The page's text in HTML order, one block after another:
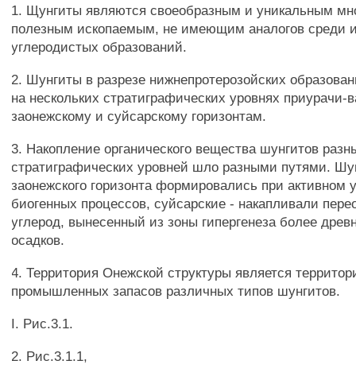
1. Щунгиты являются своеобразным и уникальным
полезным ископаемым, не имеющим аналогов среди
углеродистых образований.
2. Шунгиты в разрезе нижнепротерозойских
на нескольких стратиграфических уровнях приурачи-
заонежскому и суйсарскому горизонтам.
3. Накопление органического вещества шунгитов
стратиграфических уровней шло разными путями.
заонежского горизонта формировались при активном
биогенных процессов, суйсарские - накапливали
углерод, вынесенный из зоны гипергенеза более
осадков.
4. Территория Онежской структуры является
промышленных запасов различных типов шунгитов.
I. Рис.3.1.
2. Рис.3.1.1,